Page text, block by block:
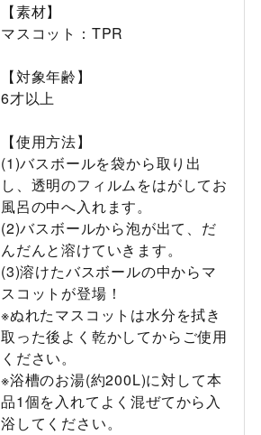
【素材】
マスコット：TPR
【対象年齢】
6才以上
【使用方法】
(1)バスボールを袋から取り出
し、透明のフィルムをはがしてお
風呂の中へ入れます。
(2)バスボールから泡が出て、だ
んだんと溶けていきます。
(3)溶けたバスボールの中からマ
スコットが登場！
※ぬれたマスコットは水分を拭き
取った後よく乾かしてからご使用
ください。
※浴槽のお湯(約200L)に対して本
品1個を入れてよく混ぜてから入
浴してください。